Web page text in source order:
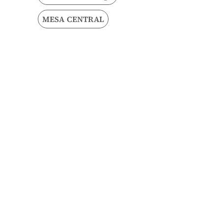
MESA CENTRAL